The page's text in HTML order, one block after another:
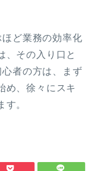
ど業務の効率化
、その入り口と
者の方は、まず
め、徐々にスキ
。